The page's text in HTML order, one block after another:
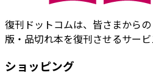
復刊ドットコムは、皆さまから
版・品切れ本を復刊させるサービ
ショッピング